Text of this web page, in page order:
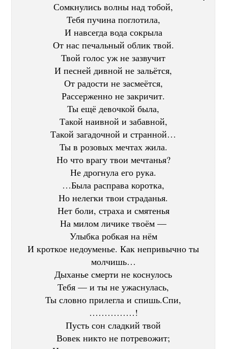
Сомкнулись волны над тобой,
Тебя пучина поглотила,
И навсегда вода сокрыла
От нас печальный облик твой.
Твой голос уж не зазвучит
И песней дивной не зальётся,
От радости не засмеётся,
Рассерженно не закричит.
Ты ещё девочкой была,
Такой наивной и забавной,
Такой загадочной и странной…
Ты в розовых мечтах жила.
Но что врагу твои мечтанья?
Не дрогнула его рука.
…Была расправа коротка,
Но нелегки твои страданья.
Нет боли, страха и смятенья
На милом личике твоём —
Улыбка робкая на нём
И кроткое недоуменье. Как непривычно ты
молчишь…
Дыханье смерти не коснулось
Тебя — и ты не ужаснулась,
Ты словно прилегла и спишь.Спи,
……………!
Пусть сон сладкий твой
Вовек никто не потревожит;